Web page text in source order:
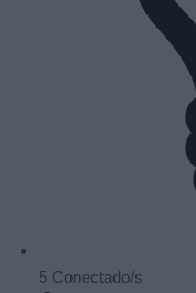
5 Conectado/s